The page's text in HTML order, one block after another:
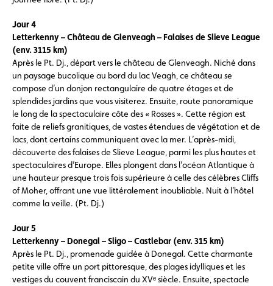
Jour 4
Letterkenny – Château de Glenveagh – Falaises de Slieve League
(env. 3115 km)
Après le Pt. Dj., départ vers le château de Glenveagh. Niché dans
un paysage bucolique au bord du lac Veagh, ce château se
compose d’un donjon rectangulaire de quatre étages et de
splendides jardins que vous visiterez. Ensuite, route panoramique
le long de la spectaculaire côte des « Rosses ». Cette région est
faite de reliefs granitiques, de vastes étendues de végétation et de
lacs, dont certains communiquent avec la mer. L’après-midi,
découverte des falaises de Slieve League, parmi les plus hautes et
spectaculaires d’Europe. Elles plongent dans l’océan Atlantique à
une hauteur presque trois fois supérieure à celle des célèbres Cliffs
of Moher, offrant une vue littéralement inoubliable. Nuit à l’hôtel
comme la veille. (Pt. Dj.)
Jour 5
Letterkenny – Donegal – Sligo – Castlebar (env. 315 km)
Après le Pt. Dj., promenade guidée à Donegal. Cette charmante
petite ville offre un port pittoresque, des plages idylliques et les
vestiges du couvent franciscain du XVᵉ siècle. Ensuite, spectacle